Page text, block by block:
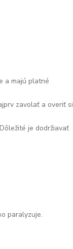
a majú platné
zavolať a overiť si
je dodržiavať
paralyzuje.